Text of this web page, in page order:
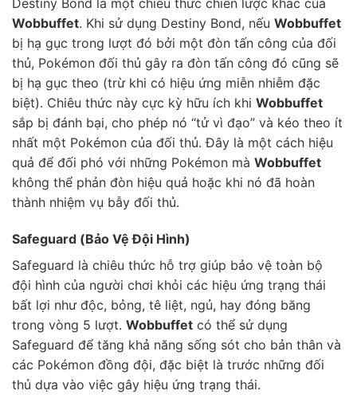
Wobbuffet. Khi sử dụng Destiny Bond, nếu Wobbuffet
bị hạ gục trong lượt đó bởi một đòn tấn công của đối
thủ, Pokémon đối thủ gây ra đòn tấn công đó cũng sẽ
bị hạ gục theo (trừ khi có hiệu ứng miễn nhiễm đặc
biệt). Chiêu thức này cực kỳ hữu ích khi Wobbuffet
sắp bị đánh bại, cho phép nó “tử vì đạo” và kéo theo ít
nhất một Pokémon của đối thủ. Đây là một cách hiệu
quả để đối phó với những Pokémon mà Wobbuffet
không thể phản đòn hiệu quả hoặc khi nó đã hoàn
thành nhiệm vụ bẫy đối thủ.
Safeguard (Bảo Vệ Đội Hình)
Safeguard là chiêu thức hỗ trợ giúp bảo vệ toàn bộ
đội hình của người chơi khỏi các hiệu ứng trạng thái
bất lợi như độc, bỏng, tê liệt, ngủ, hay đóng băng
trong vòng 5 lượt. Wobbuffet có thể sử dụng
Safeguard để tăng khả năng sống sót cho bản thân và
các Pokémon đồng đội, đặc biệt là trước những đối
thủ dựa vào việc gây hiệu ứng trạng thái.